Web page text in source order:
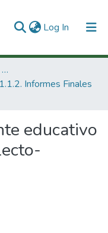
Log In (current)
1. Investigación Financiada con Recursos Públicos
1.1.2. Informes Finales
educativo